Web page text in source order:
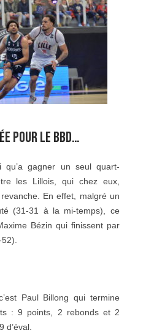
POUR LE BBD…
qu’a gagner un seul quart-
les Lillois, qui chez eux,
En effet, malgré un
(31-31 à la mi-temps), ce
Bézin qui finissent par
Paul Billong qui termine
: 9 points, 2 rebonds et 2
d’éval.